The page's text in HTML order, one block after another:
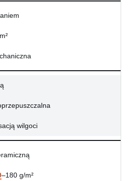
wilgoci
–180 g/m²